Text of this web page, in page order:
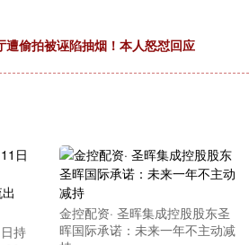
遭偷拍被诬陷抽烟！本人怒怼回应
持
金控配资· 圣晖集成控股股东圣
晖国际承诺：未来一年不主动减